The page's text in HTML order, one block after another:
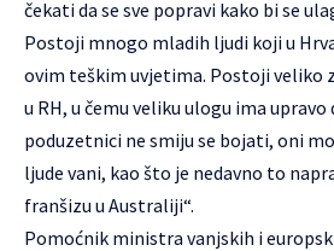
čekati da se sve popravi kako bi se
Postoji mnogo mladih ljudi koji u
ovim teškim uvjetima. Postoji veliko
u RH, u čemu veliku ulogu ima
poduzetnici ne smiju se bojati, oni
ljude vani, kao što je nedavno to
franšizu u Australiji“.
Pomoćnik ministra vanjskih i